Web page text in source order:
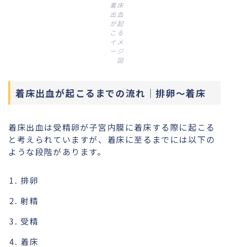
着床
出血
が起
こる
イメ
ージ
図
着床出血が起こるまでの流れ｜排卵～着床
着床出血は受精卵が子宮内膜に着床する際に起こる
と考えられていますが、着床に至るまでには以下の
ような段階があります。
排卵
射精
受精
着床